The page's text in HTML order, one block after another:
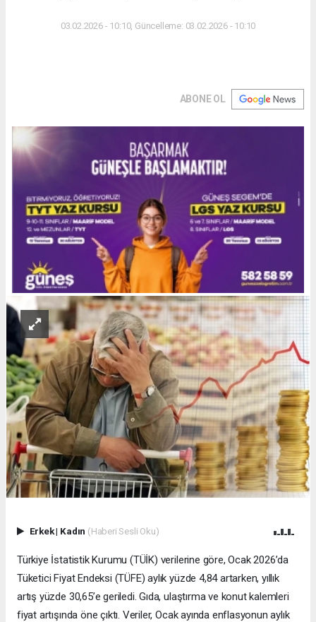
03.02.2026 - 10:10, Güncelleme: 03.02.2026 - 10:10
ABONE OL
Erkek| Kadın (Haberi Sesli Oku)
Türkiye İstatistik Kurumu (TÜİK) verilerine göre, Ocak 2026’da
Tüketici Fiyat Endeksi (TÜFE) aylık yüzde 4,84 artarken, yıllık
artış yüzde 30,65’e geriledi. Gıda, ulaştırma ve konut kalemleri
fiyat artışında öne çıktı. Veriler, Ocak ayında enflasyonun aylık